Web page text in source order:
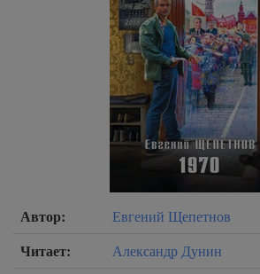
Автор: Евгений Щепетнов
Читает: Александр Дунин